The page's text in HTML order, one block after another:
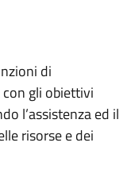
di
gli obiettivi
l’assistenza ed il
risorse e dei